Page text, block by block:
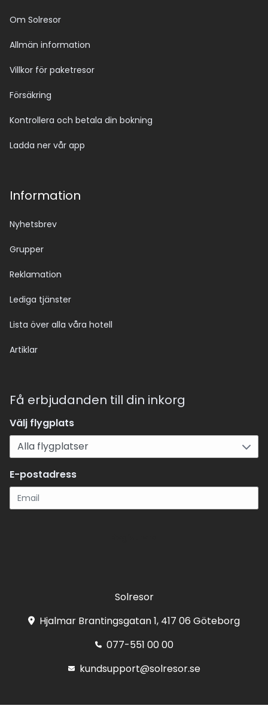
Om Solresor
Allmän information
Villkor för paketresor
Försäkring
Kontrollera och betala din bokning
Ladda ner vår app
Information
Nyhetsbrev
Grupper
Reklamation
Lediga tjänster
Lista över alla våra hotell
Artiklar
Få erbjudanden till din inkorg
Välj flygplats
E-postadress
Solresor
Hjalmar Brantingsgatan 1, 417 06 Göteborg
077-551 00 00
kundsupport@solresor.se